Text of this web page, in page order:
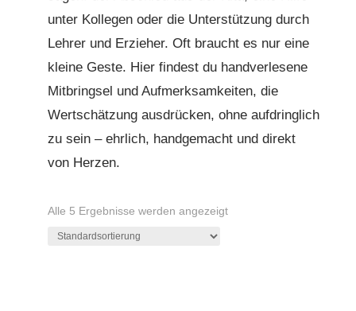
unter Kollegen oder die Unterstützung durch
Lehrer und Erzieher. Oft braucht es nur eine
kleine Geste. Hier findest du handverlesene
Mitbringsel und Aufmerksamkeiten, die
Wertschätzung ausdrücken, ohne aufdringlich
zu sein – ehrlich, handgemacht und direkt
von Herzen.
Alle 5 Ergebnisse werden angezeigt